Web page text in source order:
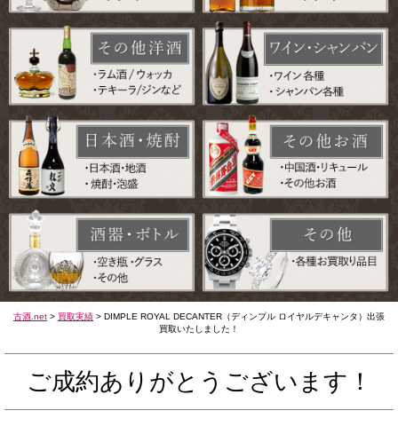
古酒.net > 買取実績 > DIMPLE ROYAL DECANTER（ディンプル ロイヤルデキャンタ）出張
買取いたしました！
ご成約ありがとうございます！